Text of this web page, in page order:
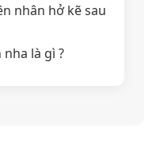
nhân hở kẽ sau
là gì ?